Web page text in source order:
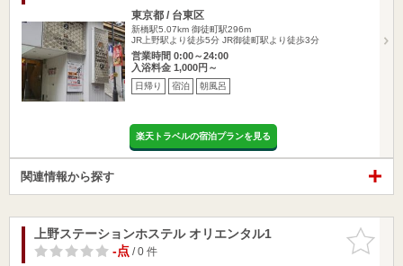
東京都 / 台東区
新橋駅5.07km 御徒町駅296m
JR上野駅より徒歩5分 JR御徒町駅より徒歩3分
営業時間 0:00～24:00
入浴料金 1,000円～
日帰り 宿泊 朝風呂
楽天トラベルの宿泊プランを見る
関連情報から探す
お気に入
りに追加
上野ステーションホステル オリエンタル1
-点/ 0 件